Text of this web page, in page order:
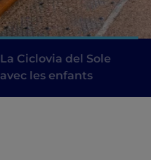
La Ciclovia del Sole
avec les enfants